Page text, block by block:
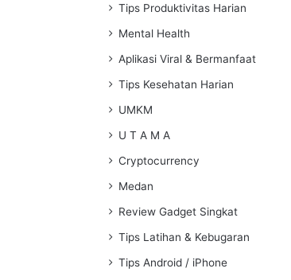
Tips Produktivitas Harian
Mental Health
Aplikasi Viral & Bermanfaat
Tips Kesehatan Harian
UMKM
U T A M A
Cryptocurrency
Medan
Review Gadget Singkat
Tips Latihan & Kebugaran
Tips Android / iPhone